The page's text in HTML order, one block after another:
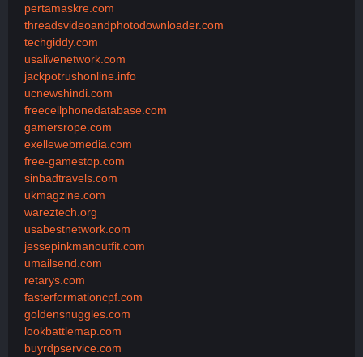
pertamaskre.com
threadsvideoandphotodownloader.com
techgiddy.com
usalivenetwork.com
jackpotrushonline.info
ucnewshindi.com
freecellphonedatabase.com
gamersrope.com
exellewebmedia.com
free-gamestop.com
sinbadtravels.com
ukmagzine.com
wareztech.org
usabestnetwork.com
jessepinkmanoutfit.com
umailsend.com
retarys.com
fasterformationcpf.com
goldensnuggles.com
lookbattlemap.com
buyrdpservice.com